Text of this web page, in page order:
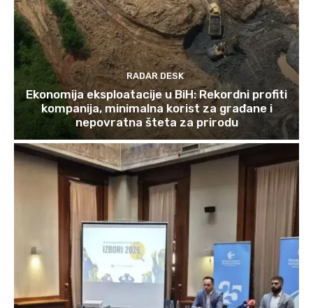
RADAR DESK
Ekonomija eksploatacije u BiH: Rekordni profiti
kompanija, minimalna korist za građane i
nepovratna šteta za prirodu